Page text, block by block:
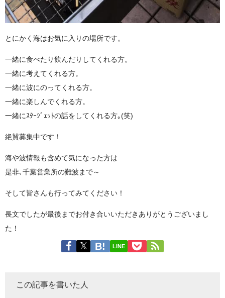
とにかく海はお気に入りの場所です。
一緒に食べたり飲んだりしてくれる方。
一緒に考えてくれる方。
一緒に波にのってくれる方。
一緒に楽しんでくれる方。
一緒にｽﾀｰｼﾞｪｯﾄの話をしてくれる方｡(笑)
絶賛募集中です！
海や波情報も含めて気になった方は
是非､千葉営業所の難波まで～
そして皆さんも行ってみてください！
長文でしたが最後までお付き合いいただきありがとうございまし
た！
LINE
この記事を書いた人